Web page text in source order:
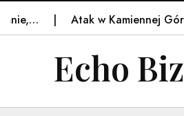
Atak w Kamiennej
Echo